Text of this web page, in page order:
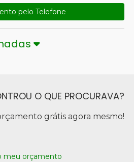
pelo Telefone
O QUE PROCURAVA?
grátis agora mesmo!
meu orçamento